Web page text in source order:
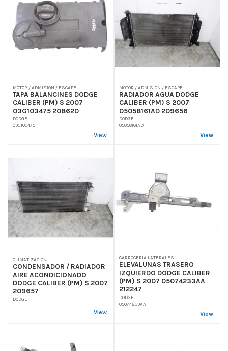
MOTOR / ADMISION / ESCAPE
TAPA BALANCINES DODGE
CALIBER (PM) S 2007
03G103475 208620
DODGE
03G103475
View
MOTOR / ADMISION / ESCAPE
RADIADOR AGUA DODGE
CALIBER (PM) S 2007
05058161AD 209656
DODGE
05058161AD
View
CLIMATIZACION
CONDENSADOR / RADIADOR
AIRE ACONDICIONADO
DODGE CALIBER (PM) S 2007
209657
DODGE
View
CARROCERIA LATERALES
ELEVALUNAS TRASERO
IZQUIERDO DODGE CALIBER
(PM) S 2007 05074233AA
212247
DODGE
05074233AA
View